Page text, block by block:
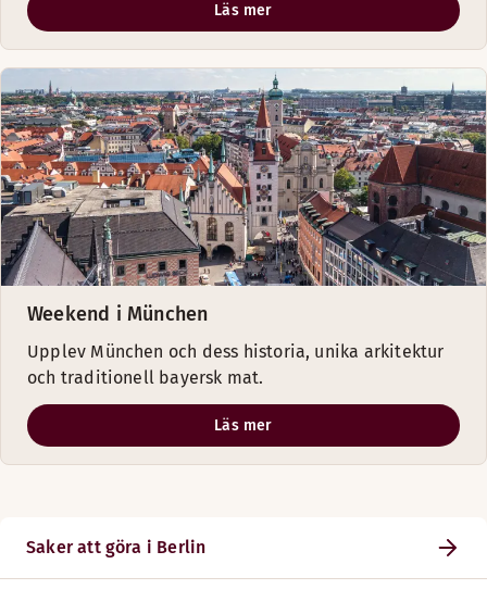
Läs mer
Weekend i München
Upplev München och dess historia, unika arkitektur
och traditionell bayersk mat.
Läs mer
Saker att göra i Berlin